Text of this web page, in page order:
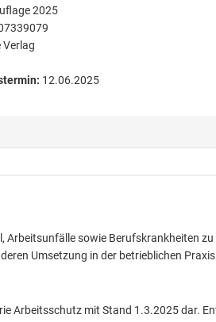
2025
Verlag
12.06.2025
sowie Berufskrankheiten
Umsetzung in der betrieblichen
Arbeitsschutz mit Stand 1.3.2025 dar.